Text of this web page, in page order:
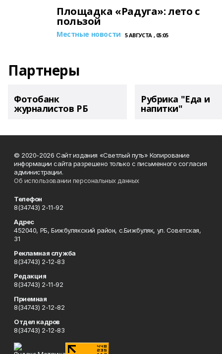
Площадка «Радуга»: лето с
пользой
Местные новости 5 АВГУСТА , 05:05
Партнеры
Фотобанк
журналистов РБ
Рубрика "Еда и
напитки"
© 2020-2026 Сайт издания «Светлый путь» Копирование
информации сайта разрешено только с письменного согласия
администрации.
Об использовании персональных данных
Телефон
8(34743) 2-11-92
Адрес
452040, РБ, Бижбулякский район, с.Бижбуляк, ул. Советская,
31
Рекламная служба
8(34743) 2-12-83
Редакция
8(34743) 2-11-92
Приемная
8(34743) 2-12-82
Отдел кадров
8(34743) 2-12-83